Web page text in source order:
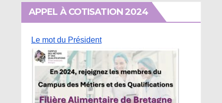
APPEL À COTISATION 2024
Le mot du Président